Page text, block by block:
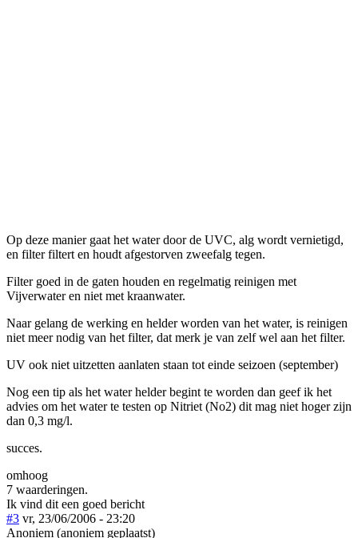
Op deze manier gaat het water door de UVC, alg wordt vernietigd,
en filter filtert en houdt afgestorven zweefalg tegen.
Filter goed in de gaten houden en regelmatig reinigen met
Vijverwater en niet met kraanwater.
Naar gelang de werking en helder worden van het water, is reinigen
niet meer nodig van het filter, dat merk je van zelf wel aan het filter.
UV ook niet uitzetten aanlaten staan tot einde seizoen (september)
Nog een tip als het water helder begint te worden dan geef ik het
advies om het water te testen op Nitriet (No2) dit mag niet hoger zijn
dan 0,3 mg/l.
succes.
omhoog
7 waarderingen.
Ik vind dit een goed bericht
#3 vr, 23/06/2006 - 23:20
Anoniem (anoniem geplaatst)